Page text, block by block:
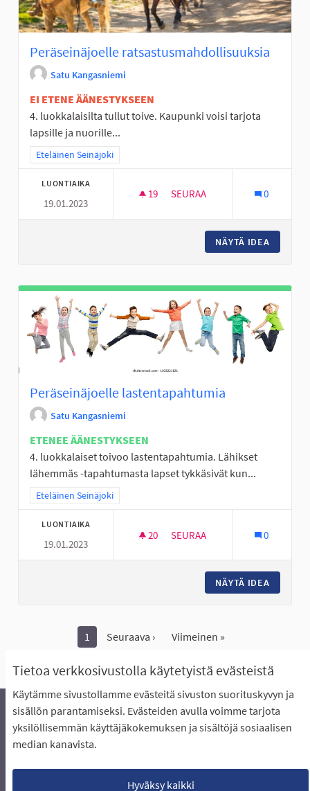
Tietoa verkkosivustolla käytetyistä evästeistä
Käytämme sivustollamme evästeitä sivuston suorituskyvyn ja
sisällön parantamiseksi. Evästeiden avulla voimme tarjota
yksilöllisemmän käyttäjäkokemuksen ja sisältöjä sosiaalisen
median kanavista.
Hyväksy kaikki
Peräseinäjoelle ratsastusmahdollisuuksia
Satu Kangasniemi
EI ETENE ÄÄNESTYKSEEN
4. luokkalaisilta tullut toive. Kaupunki voisi tarjota
lapsille ja nuorille...
Rajaa tulokset teeman mukaan: Eteläinen Seinäjoki
Eteläinen Seinäjoki
LUONTIAIKA
19.01.2023
19 19 SEURAAJAA
SEURAA 0
NÄYTÄ IDEA
Peräseinäjoelle lastentapahtumia
Satu Kangasniemi
ETENEE ÄÄNESTYKSEEN
4. luokkalaiset toivoo lastentapahtumia. Lähikset
lähemmäs -tapahtumasta lapset tykkäsivät kun...
Rajaa tulokset teeman mukaan: Eteläinen Seinäjoki
Eteläinen Seinäjoki
LUONTIAIKA
19.01.2023
20 20 SEURAAJAA
SEURAA 0
NÄYTÄ IDEA
1 Seuraava › Viimeinen »
Näytä kaikki peruutetut ideat
Äänestyksen pikaohjeet
Usein kysytyt kysymykset
Näin äänestät Asukasbudjetissa
Lataa avoimet datatiedostot